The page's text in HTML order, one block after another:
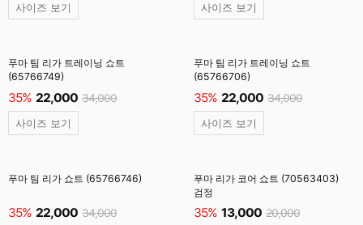
사이즈 보기 사이즈 보기
푸마 팀 리가 트레이닝 쇼트
(65766749)
35% 22,000 34,000
사이즈 보기
푸마 팀 리가 트레이닝 쇼트
(65766706)
35% 22,000 34,000
사이즈 보기
푸마 팀 리가 쇼트 (65766746)
35% 22,000 34,000
푸마 리가 코어 쇼트 (70563403)
검정
35% 13,000 20,000